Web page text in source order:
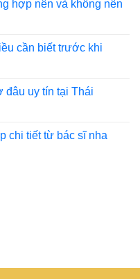
hợp nên và không nên
cần biết trước khi
đâu uy tín tại Thái
chi tiết từ bác sĩ nha